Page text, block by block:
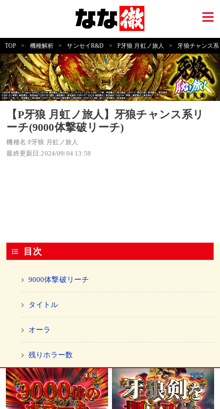
TOP > 機種解析 > サンセイR&D > P牙狼 月虹ノ旅人 > 牙狼チャンス
【P牙狼 月虹ノ旅人】牙狼チャンス系リ
ーチ(9000体撃破リーチ)
機種名:P牙狼 月虹ノ旅人
最終更新日:2024/09/04 13:58
目次
9000体撃破リーチ
タイトル
オーラ
残りホラー数